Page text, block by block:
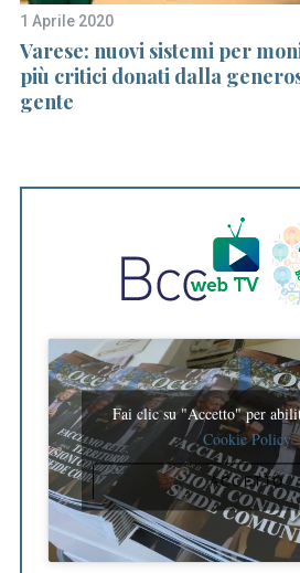
1 Aprile 2020
Varese: nuovi sistemi per
più critici donati dalla
gente
Fai clic su "Accetto" per
Cookie Policy
ACCETTO
f
o
r
: